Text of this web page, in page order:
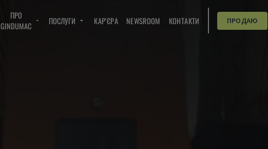
ПРО
GINDUMAC
ПОСЛУГИ КАР'ЄРА NEWSROOM КОНТАКТИ ПРОДАЮ